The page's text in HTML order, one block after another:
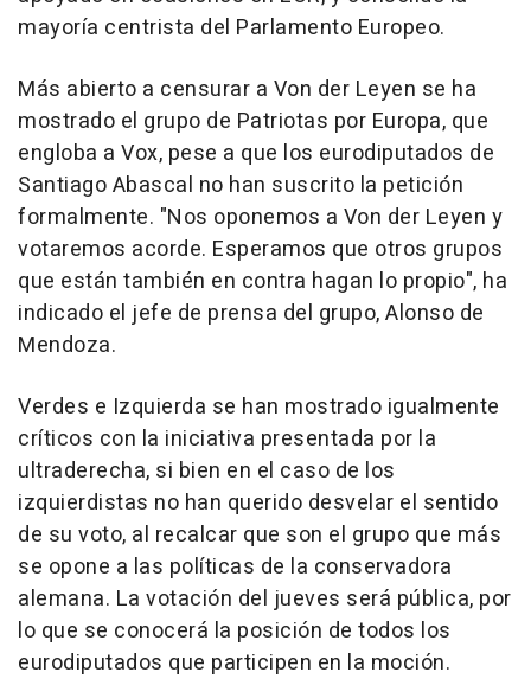
mayoría centrista del Parlamento Europeo.
Más abierto a censurar a Von der Leyen se ha
mostrado el grupo de Patriotas por Europa, que
engloba a Vox, pese a que los eurodiputados de
Santiago Abascal no han suscrito la petición
formalmente. "Nos oponemos a Von der Leyen y
votaremos acorde. Esperamos que otros grupos
que están también en contra hagan lo propio", ha
indicado el jefe de prensa del grupo, Alonso de
Mendoza.
Verdes e Izquierda se han mostrado igualmente
críticos con la iniciativa presentada por la
ultraderecha, si bien en el caso de los
izquierdistas no han querido desvelar el sentido
de su voto, al recalcar que son el grupo que más
se opone a las políticas de la conservadora
alemana. La votación del jueves será pública, por
lo que se conocerá la posición de todos los
eurodiputados que participen en la moción.